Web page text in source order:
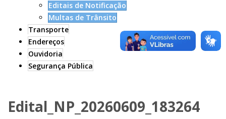
Editais de Notificação
Multas de Trânsito
Transporte
Endereços
Ouvidoria
Segurança Pública
Edital_NP_20260609_183264